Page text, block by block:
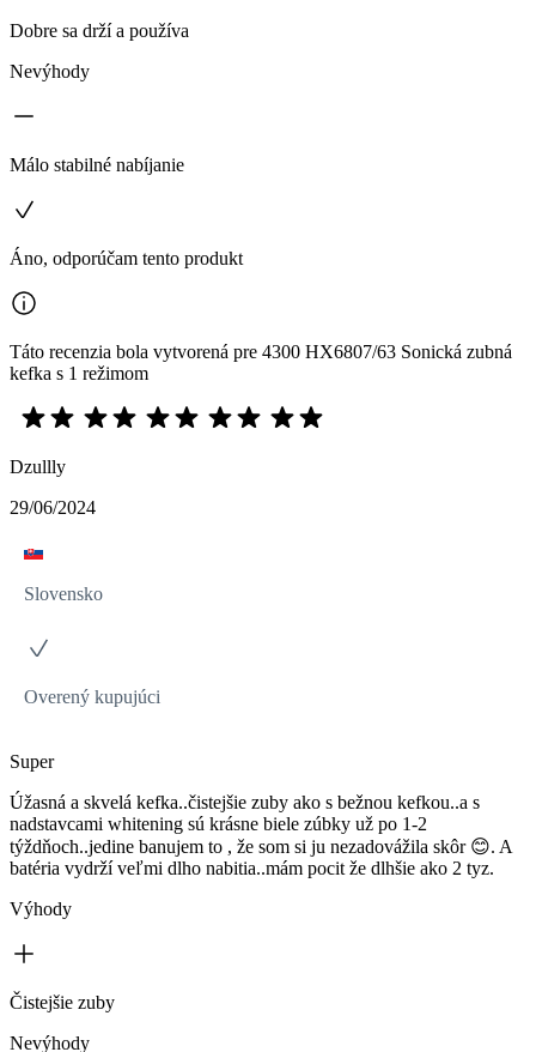
Dobre sa drží a používa
Nevýhody
Málo stabilné nabíjanie
Áno, odporúčam tento produkt
Táto recenzia bola vytvorená pre 4300 HX6807/63 Sonická zubná
kefka s 1 režimom
Dzullly
29/06/2024
Slovensko
Overený kupujúci
Super
Úžasná a skvelá kefka..čistejšie zuby ako s bežnou kefkou..a s
nadstavcami whitening sú krásne biele zúbky už po 1-2
týždňoch..jedine banujem to , že som si ju nezadovážila skôr 😊. A
batéria vydrží veľmi dlho nabitia..mám pocit že dlhšie ako 2 tyz.
Výhody
Čistejšie zuby
Nevýhody